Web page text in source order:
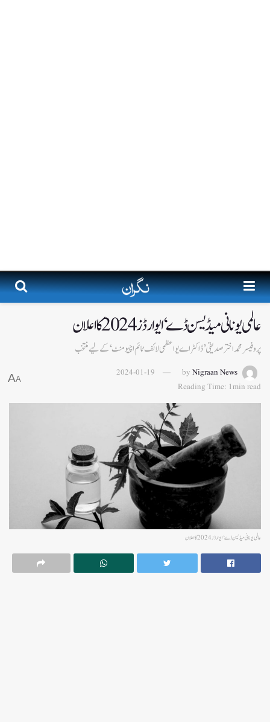
عالمی یونانی میڈیسن ڈے‘ ایوارڈز 2024 کا اعلان
پروفیسر محمد اختر صدیقی ’ڈاکٹر اے یو اعظمی لائف ٹائم اچیومنٹ‘ کے لیے منتخب
by Nigraan News
2024-01-19
Reading Time: 1min read
A
A
عالمی یونانی میڈیسن ڈے‘ ایوارڈز 2024 کا اعلان